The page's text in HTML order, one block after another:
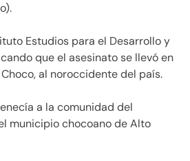
Estudios para el Desarrollo y
que el asesinato se llevó en
al noroccidente del país.
a la comunidad del
municipio chocoano de Alto